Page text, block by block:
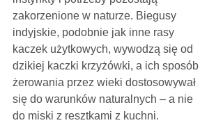
zakorzenione w naturze. Biegusy
indyjskie, podobnie jak inne rasy
kaczek użytkowych, wywodzą się od
dzikiej kaczki krzyżówki, a ich sposób
żerowania przez wieki dostosowywał
się do warunków naturalnych – a nie
do miski z resztkami z kuchni.